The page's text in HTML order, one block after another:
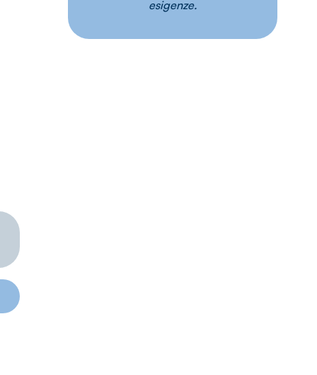
esigenze.